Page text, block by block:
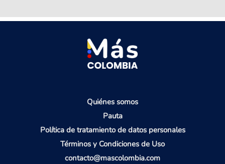
Quiénes somos
Pauta
Política de tratamiento de datos personales
Términos y Condiciones de Uso
contacto@mascolombia.com